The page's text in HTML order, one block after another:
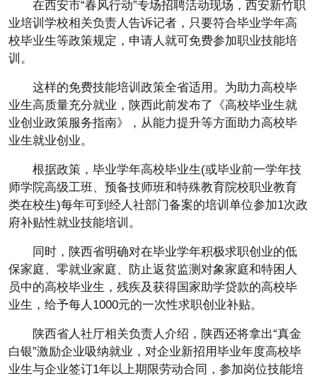
在西安市“春风行动”专场招聘活动现场，西安新竹职
业培训学校相关负责人告诉记者，只要符合毕业学年高
校毕业生等政策规定，申请人就可免费参加职业技能培
训。
这样的免费技能培训政策全省适用。为助力高校毕
业生高质量充分就业，陕西此前发布了《高校毕业生就
业创业政策服务指南》，从能力提升等方面助力高校毕
业生就业创业。
根据政策，毕业学年高校毕业生(或毕业前一学年技
师学院高级工班、预备技师班和特殊教育院校职业教育
类在校生)每年可到经人社部门备案的培训单位参加1次政
府补贴性就业技能培训。
同时，陕西省明确对在毕业学年积极求职创业的低
保家庭、零就业家庭、防止返贫监测对象家庭和特困人
员中的高校毕业生，残疾及获得国家助学贷款的高校毕
业生，给予每人1000元的一次性求职创业补贴。
陕西省人社厅相关负责人介绍，陕西还将拿出“真金
白银”激励企业吸纳就业，对企业新招用毕业年度高校毕
业生与企业签订1年以上期限劳动合同，参加岗位技能培